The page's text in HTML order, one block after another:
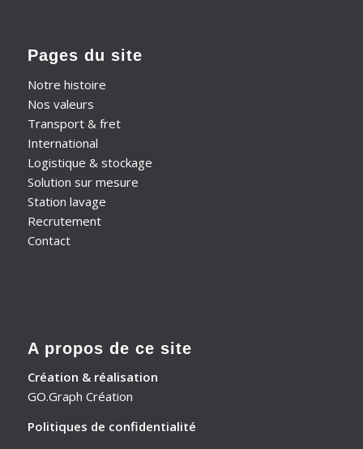
Pages du site
Notre histoire
Nos valeurs
Transport & fret
International
Logistique & stockage
Solution sur mesure
Station lavage
Recrutement
Contact
A propos de ce site
Création & réalisation
GO.Graph Création
Politiques de confidentialité